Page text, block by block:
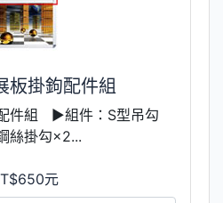
板掛鉤配件組
件組 ▶組件：S型吊勾
絲掛勾×2...
元